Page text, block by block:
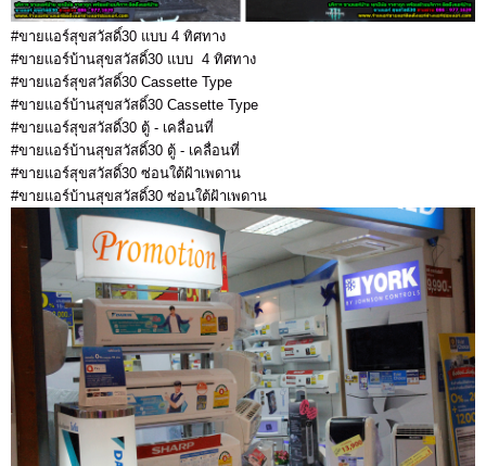
#ขายแอร์สุขสวัสดิ์30 แบบ 4 ทิศทาง
#ขายแอร์บ้านสุขสวัสดิ์30 แบบ 4 ทิศทาง
#ขายแอร์สุขสวัสดิ์30 Cassette Type
#ขายแอร์บ้านสุขสวัสดิ์30 Cassette Type
#ขายแอร์สุขสวัสดิ์30 ตู้ - เคลื่อนที่
#ขายแอร์บ้านสุขสวัสดิ์30 ตู้ - เคลื่อนที่
#ขายแอร์สุขสวัสดิ์30 ซ่อนใต้ฝ้าเพดาน
#ขายแอร์บ้านสุขสวัสดิ์30 ซ่อนใต้ฝ้าเพดาน